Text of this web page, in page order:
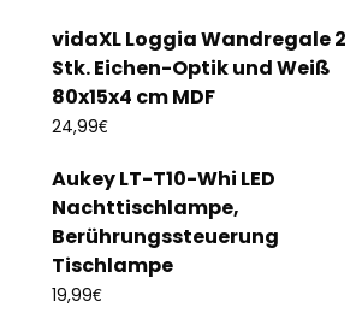
vidaXL Loggia Wandregale 2
Stk. Eichen-Optik und Weiß
80x15x4 cm MDF
24,99€
Aukey LT-T10-Whi LED
Nachttischlampe,
Berührungssteuerung
Tischlampe
19,99€